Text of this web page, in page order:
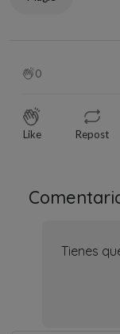
0
Like Repost
Tienes